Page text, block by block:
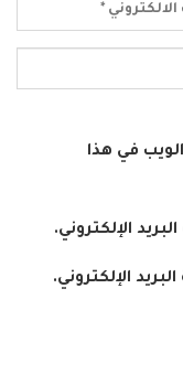
في هذا
الإلكتروني.
الإلكتروني.